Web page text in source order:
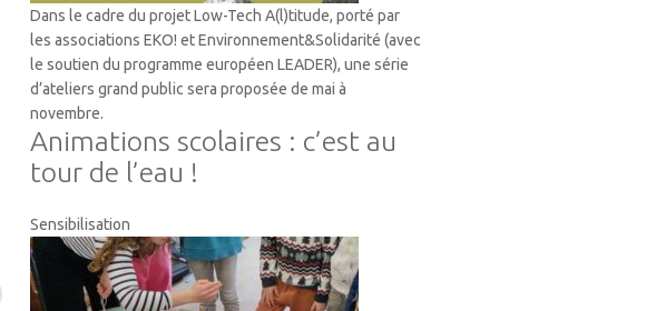
Dans le cadre du projet Low-Tech A(l)titude, porté par
les associations EKO! et Environnement&Solidarité (avec
le soutien du programme européen LEADER), une série
d’ateliers grand public sera proposée de mai à
novembre.
Animations scolaires : c’est au
tour de l’eau !
Sensibilisation